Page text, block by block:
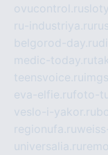
ovucontrol.ru
ru-industriya.ru
belgorod-day.ru
medic-today.ru
teensvoice.ru
eva-elfie.rufoto-
veslo-i-yakor.ru
regionufa.ru
universalia.ru